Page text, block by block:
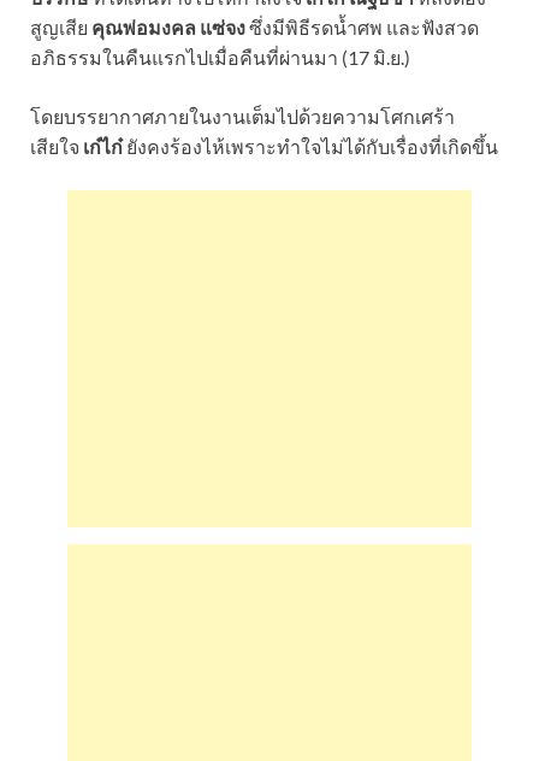
สูญเสีย คุณพ่อมงคล แซ่จงซึ่งมีพิธีรดน้ำศพ และฟังสวด
อภิธรรมในคืนแรกไปเมื่อคืนที่ผ่านมา (17 มิ.ย.)
โดยบรรยากาศภายในงานเต็มไปด้วยความโศกเศร้า
เสียใจ เก๋ไก๋ยังคงร้องไห้เพราะทำใจไม่ได้กับเรื่องที่เกิดขึ้น